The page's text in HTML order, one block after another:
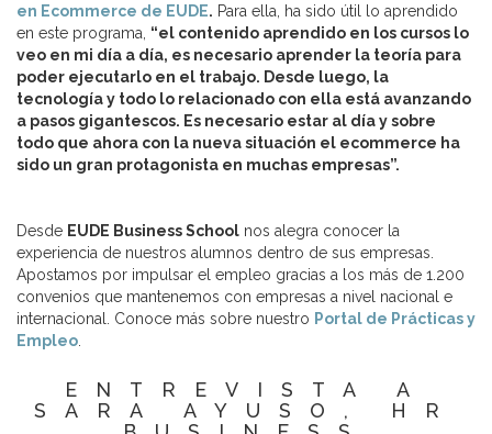
en Ecommerce de EUDE. Para ella, ha sido útil lo aprendido
en este programa, “el contenido aprendido en los cursos lo
veo en mi día a día, es necesario aprender la teoría para
poder ejecutarlo en el trabajo. Desde luego, la
tecnología y todo lo relacionado con ella está avanzando
a pasos gigantescos. Es necesario estar al día y sobre
todo que ahora con la nueva situación el ecommerce ha
sido un gran protagonista en muchas empresas”.
Desde EUDE Business School nos alegra conocer la
experiencia de nuestros alumnos dentro de sus empresas.
Apostamos por impulsar el empleo gracias a los más de 1.200
convenios que mantenemos con empresas a nivel nacional e
internacional. Conoce más sobre nuestro Portal de Prácticas y
Empleo
ENTREVISTA A
SARA AYUSO, HR